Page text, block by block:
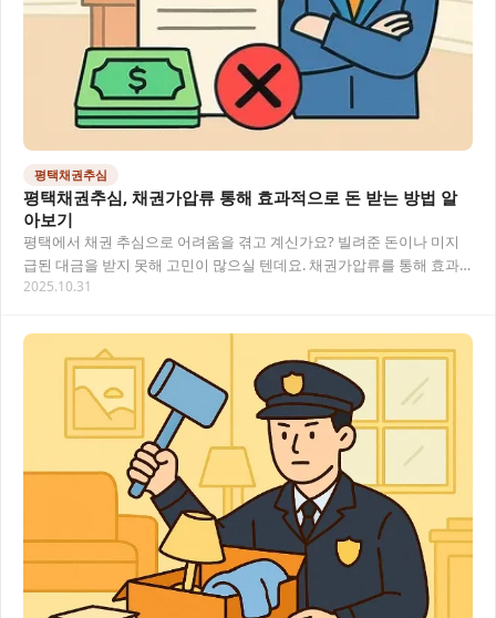
평택채권추심
평택채권추심, 채권가압류 통해 효과적으로 돈 받는 방법 알
아보기
평택에서 채권 추심으로 어려움을 겪고 계신가요? 빌려준 돈이나 미지
급된 대금을 받지 못해 고민이 많으실 텐데요. 채권가압류를 통해 효과
적으로 돈을 회수할 수 있는 방법이 있습니다.…
2025.10.31